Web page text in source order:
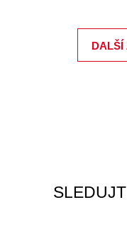
DALŠÍ